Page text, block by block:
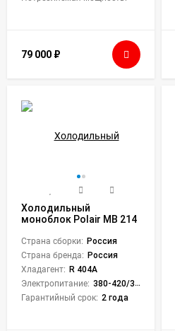
79 000 ₽
Холодильный
моноблок Polair MB 214
Страна сборки: Россия
Страна бренда: Россия
Хладагент: R 404A
Электропитание: 380-420/3/50
Гарантийный срок: 2 года